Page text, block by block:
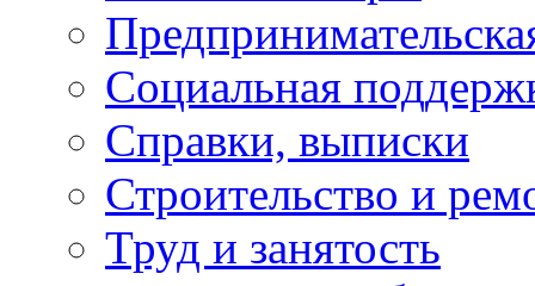
Социальная
Справки, выписки
Строительство и
Труд и занятость